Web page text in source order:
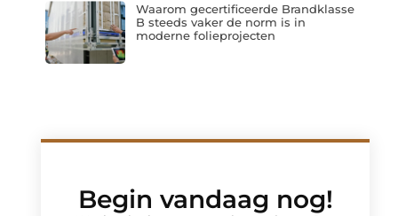
Waarom gecertificeerde Brandklasse
B steeds vaker de norm is in
moderne folieprojecten
Begin vandaag nog!